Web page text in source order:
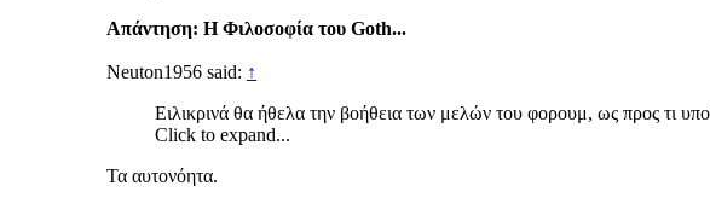
Απάντηση: Η Φιλοσοφία του Goth...
Neuton1956 said: ↑
Ειλικρινά θα ήθελα την βοήθεια των μελών του φορουμ, ως προς τι
Click to expand...
Τα αυτονόητα.